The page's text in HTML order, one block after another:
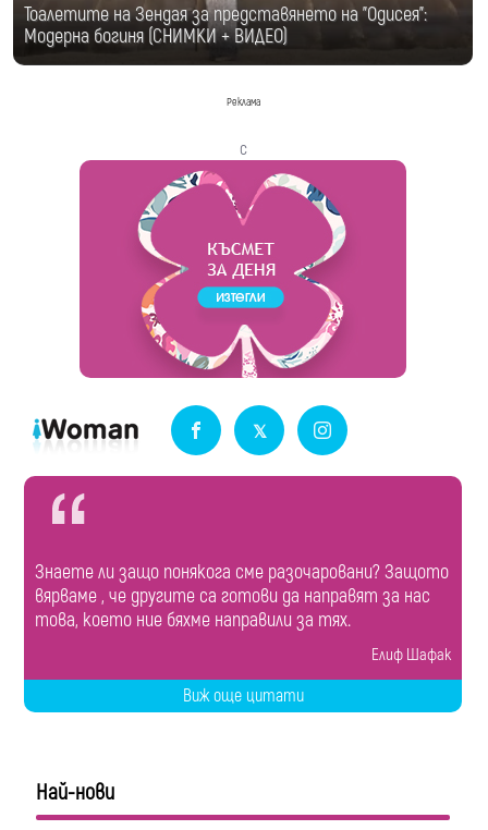
Тоалетите на Зендая за представянето на "Одисея":
Модерна богиня (СНИМКИ + ВИДЕО)
Реклама
с
Знаете ли защо понякога сме разочаровани? Защото
вярваме , че другите са готови да направят за нас
това, което ние бяхме направили за тях.
Елиф Шафак
Виж още цитати
Най-нови